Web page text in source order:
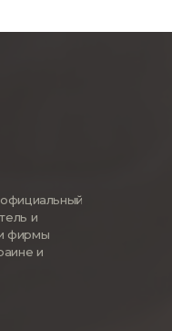
и
фирмы
и